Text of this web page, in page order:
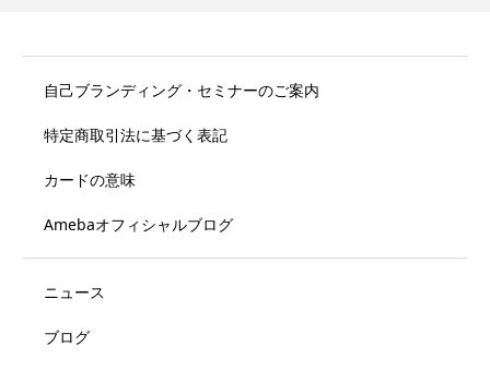
自己ブランディング・セミナーのご案内
特定商取引法に基づく表記
カードの意味
Amebaオフィシャルブログ
ニュース
ブログ